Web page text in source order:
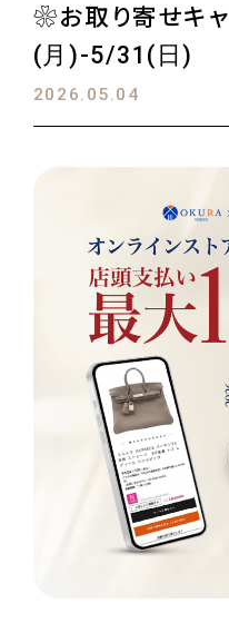
❀お取り寄せキ
(月)-5/31(日)
2026.05.04